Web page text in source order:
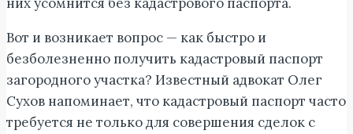
Вот и возникает вопрос — как быстро и
безболезненно получить кадастровый паспорт
загородного участка? Известный адвокат Олег
Сухов напоминает, что кадастровый паспорт часто
требуется не только для совершения сделок с